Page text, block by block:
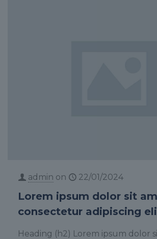
admin on 22/01/2024
Lorem ipsum dolor sit
consectetur adipiscing
Heading (h2) Lorem ipsum dolor